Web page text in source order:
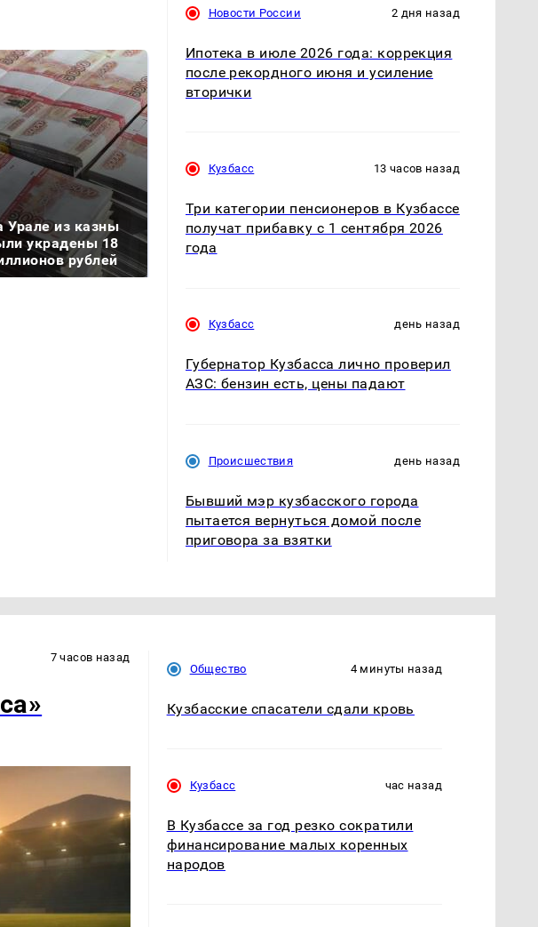
Урале из казны
украдены 18
рублей
Как выглядит место
крушение вертолета на
Не ешьте эту
Новости России 2 дня назад
Ипотека в июле 2026 года: коррекция
после рекордного июня и усиление
вторички
Кузбасс 13 часов назад
Три категории пенсионеров в Кузбассе
получат прибавку с 1 сентября 2026
года
Кузбасс день назад
Губернатор Кузбасса лично проверил
АЗС: бензин есть, цены падают
Происшествия день назад
Бывший мэр кузбасского города
пытается вернуться домой после
приговора за взятки
7 часов назад
Общество 4 минуты назад
Кузбасские спасатели сдали кровь
Кузбасс час назад
В Кузбассе за год резко сократили
финансирование малых коренных
народов